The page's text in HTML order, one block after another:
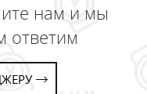
нам и мы
ответим